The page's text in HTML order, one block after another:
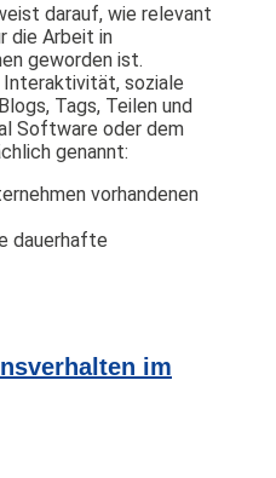
darauf, wie relevant
die Arbeit in
geworden ist.
soziale
Tags, Teilen und
Software oder dem
genannt:
vorhandenen
dauerhafte
im